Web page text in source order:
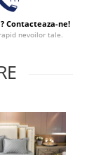
Contacteaza-ne!
nevoilor tale.